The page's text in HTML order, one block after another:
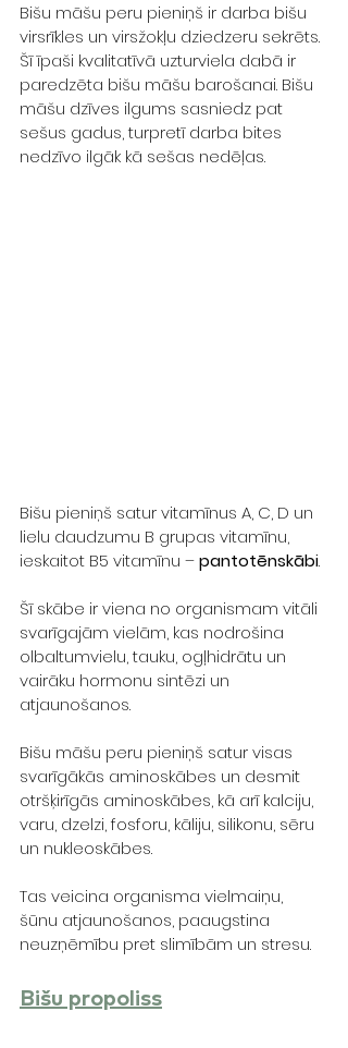
Bišu māšu peru pieniņš ir darba bišu
virsrīkles un virsžokļu dziedzeru sekrēts.
Šī īpaši kvalitatīvā uzturviela dabā ir
paredzēta bišu māšu barošanai. Bišu
māšu dzīves ilgums sasniedz pat
sešus gadus, turpretī darba bites
nedzīvo ilgāk kā sešas nedēļas.
Bišu pieniņš satur vitamīnus A, C, D un
lielu daudzumu B grupas vitamīnu,
ieskaitot B5 vitamīnu – pantotēnskābi.
Šī skābe ir viena no organismam vitāli
svarīgajām vielām, kas nodrošina
olbaltumvielu, tauku, ogļhidrātu un
vairāku hormonu sintēzi un
atjaunošanos.
Bišu māšu peru pieniņš satur visas
svarīgākās aminoskābes un desmit
otršķirīgās aminoskābes, kā arī kalciju,
varu, dzelzi, fosforu, kāliju, silikonu, sēru
un nukleoskābes.
Tas veicina organisma vielmaiņu,
šūnu atjaunošanos, paaugstina
neuzņēmību pret slimībām un stresu.
Bišu propoliss